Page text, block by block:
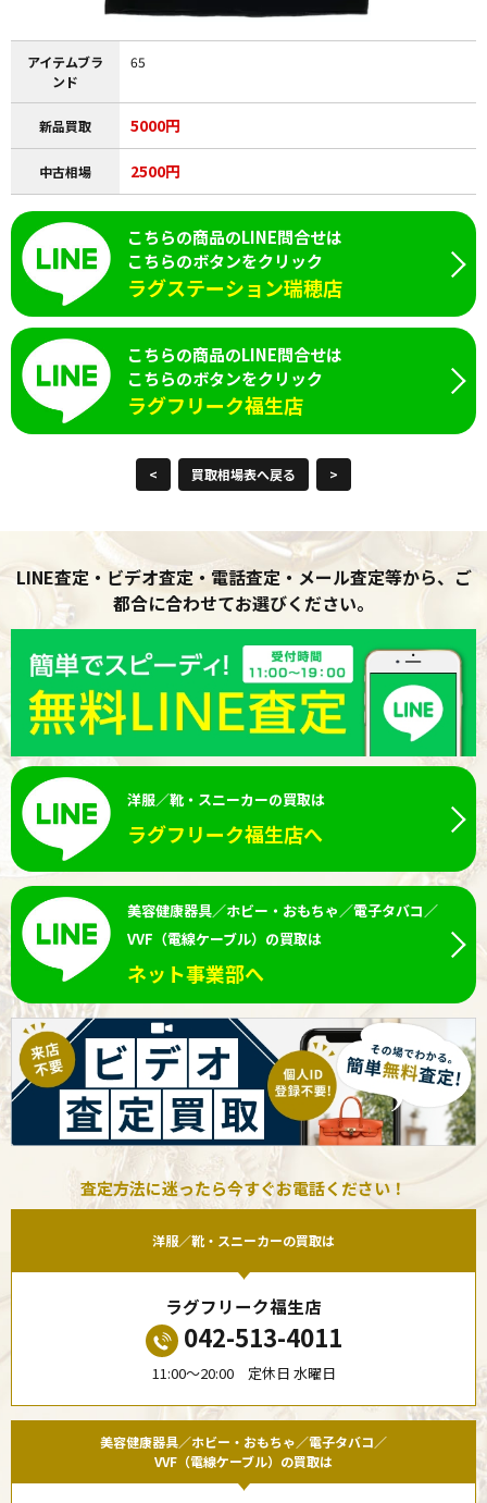
アイテムブラ
ンド
65
新品買取 5000円
中古相場 2500円
こちらの商品のLINE問合せは
こちらのボタンをクリック
ラグステーション瑞穂店
こちらの商品のLINE問合せは
こちらのボタンをクリック
ラグフリーク福生店
< 買取相場表へ戻る >
LINE査定・ビデオ査定・電話査定・メール査定等から、ご
都合に合わせてお選びください。
洋服／靴・スニーカーの買取は
ラグフリーク福生店へ
美容健康器具／ホビー・おもちゃ／電子タバコ／
VVF（電線ケーブル）の買取は
ネット事業部へ
査定方法に迷ったら今すぐお電話ください！
洋服／靴・スニーカーの買取は
ラグフリーク福生店
042-513-4011
11:00〜20:00 定休日 水曜日
美容健康器具／ホビー・おもちゃ／電子タバコ／
VVF（電線ケーブル）の買取は